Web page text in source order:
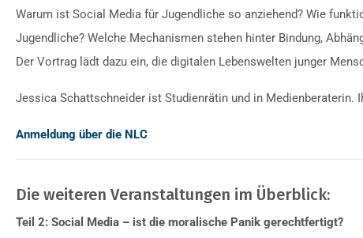
Warum ist Social Media für Jugendliche so anziehend? Wie
Jugendliche? Welche Mechanismen stehen hinter Bindung,
Der Vortrag lädt dazu ein, die digitalen Lebenswelten junger
Jessica Schattschneider ist Studienrätin und in
Anmeldung über die NLC
Die weiteren Veranstaltungen im Überblick:
Teil 2: Social Media – ist die moralische Panik gerechtfertigt?